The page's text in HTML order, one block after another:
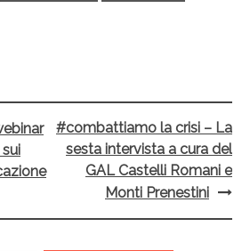
#combattiamo la crisi – La
sesta intervista a cura del
GAL Castelli Romani e
Monti Prenestini